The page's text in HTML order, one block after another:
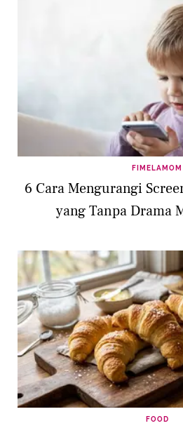
FIMELAMOM
6 Cara Mengurangi
yang Tanpa Drama
FOOD